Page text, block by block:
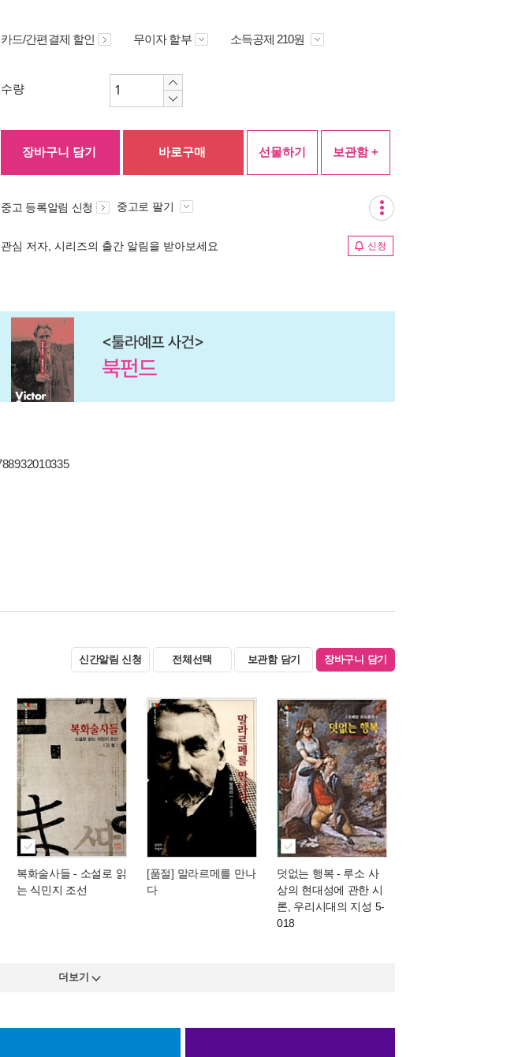
카드/간편결제 할인 무이자 할부 소득공제 210원
수량
장바구니 담기 바로구매 선물하기 보관함 +
중고 등록알림 신청 중고로 팔기
관심 저자, 시리즈의 출간 알림을 받아보세요 신청
신간알림 신청 전체선택 보관함 담기 장바구니 담기
복화술사들 - 소설로 읽
는 식민지 조선
[품절] 말라르메를 만나
다
덧없는 행복 - 루소 사
상의 현대성에 관한 시
론, 우리시대의 지성 5-
018
더보기